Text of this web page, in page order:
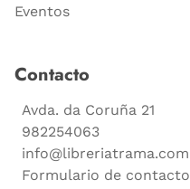
Eventos
Contacto
Avda. da Coruña 21
982254063
info@libreriatrama.com
Formulario de contacto